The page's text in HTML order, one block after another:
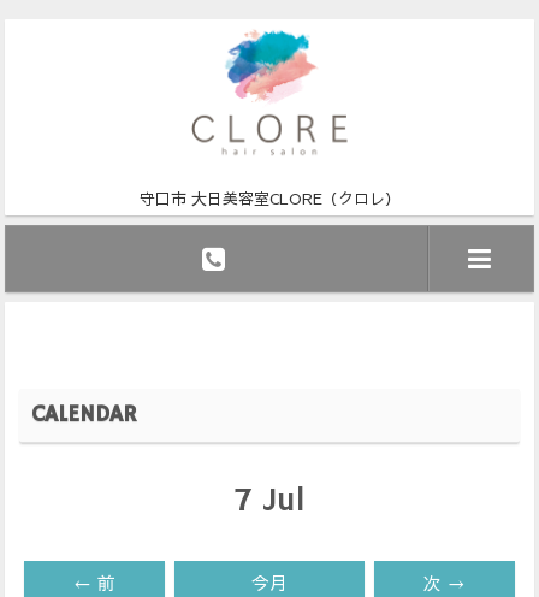
守口市 大日美容室CLORE（クロレ）
CALENDAR
7 Jul
← 前 今月 次 →